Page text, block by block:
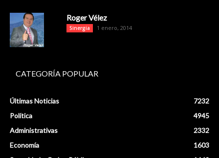
Roger Vélez
Sinergia 1 enero, 2014
CATEGORÍA POPULAR
Últimas Noticias
7232
Política
4945
Administrativas
2332
Economía
1603